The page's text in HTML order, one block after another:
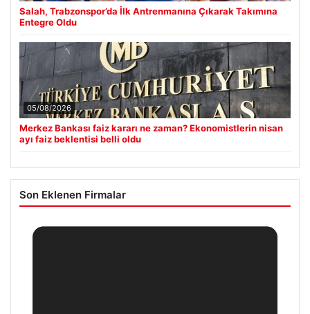
Salah, Trabzonspor’da İlk Antrenmanına Çıkarak Takımına
Entegre Oldu
05/08/2026
Merkez Bankası faiz kararı ne zaman? Ekonomistlerin nisan
ayı faiz beklentisi belli oldu
Son Eklenen Firmalar